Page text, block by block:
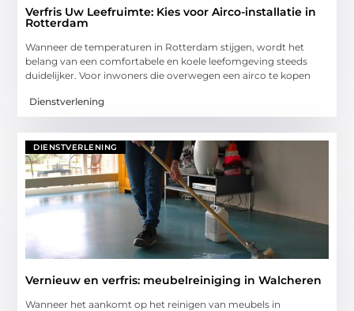
Verfris Uw Leefruimte: Kies voor Airco-installatie in
Rotterdam
Wanneer de temperaturen in Rotterdam stijgen, wordt het
belang van een comfortabele en koele leefomgeving steeds
duidelijker. Voor inwoners die overwegen een airco te kopen
Dienstverlening
DIENSTVERLENING
Vernieuw en verfris: meubelreiniging in Walcheren
Wanneer het aankomt op het reinigen van meubels in